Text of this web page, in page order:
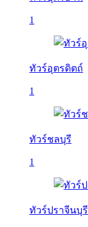
1
ทัวร์อุตรดิตถ์
1
ทัวร์ชลบุรี
1
ทัวร์ปราจีนบุรี